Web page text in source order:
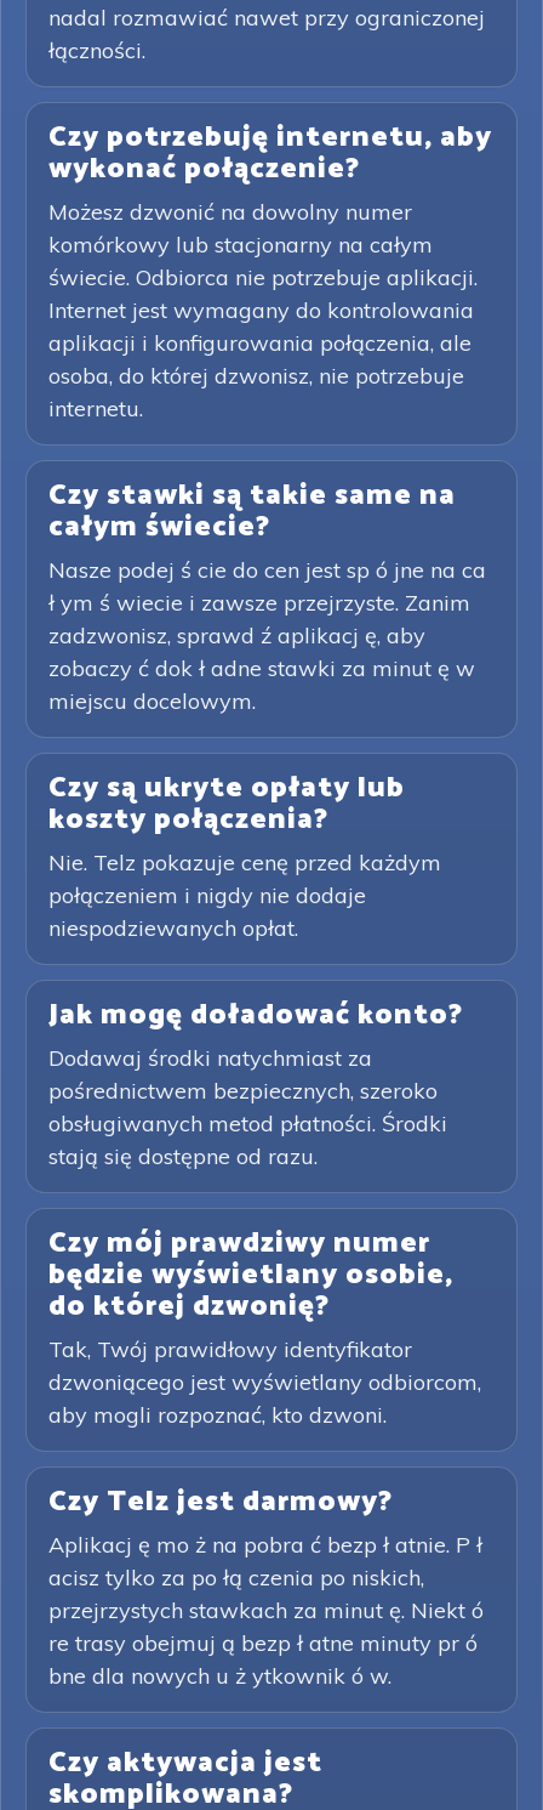
nadal rozmawiać nawet przy ograniczonej
łączności.
Czy potrzebuję internetu, aby
wykonać połączenie?
Możesz dzwonić na dowolny numer
komórkowy lub stacjonarny na całym
świecie. Odbiorca nie potrzebuje aplikacji.
Internet jest wymagany do kontrolowania
aplikacji i konfigurowania połączenia, ale
osoba, do której dzwonisz, nie potrzebuje
internetu.
Czy stawki są takie same na
całym świecie?
Nasze podej ś cie do cen jest sp ó jne na ca
ł ym ś wiecie i zawsze przejrzyste. Zanim
zadzwonisz, sprawd ź aplikacj ę, aby
zobaczy ć dok ł adne stawki za minut ę w
miejscu docelowym.
Czy są ukryte opłaty lub
koszty połączenia?
Nie. Telz pokazuje cenę przed każdym
połączeniem i nigdy nie dodaje
niespodziewanych opłat.
Jak mogę doładować konto?
Dodawaj środki natychmiast za
pośrednictwem bezpiecznych, szeroko
obsługiwanych metod płatności. Środki
stają się dostępne od razu.
Czy mój prawdziwy numer
będzie wyświetlany osobie,
do której dzwonię?
Tak, Twój prawidłowy identyfikator
dzwoniącego jest wyświetlany odbiorcom,
aby mogli rozpoznać, kto dzwoni.
Czy Telz jest darmowy?
Aplikacj ę mo ż na pobra ć bezp ł atnie. P ł
acisz tylko za po łą czenia po niskich,
przejrzystych stawkach za minut ę. Niekt ó
re trasy obejmuj ą bezp ł atne minuty pr ó
bne dla nowych u ż ytkownik ó w.
Czy aktywacja jest
skomplikowana?